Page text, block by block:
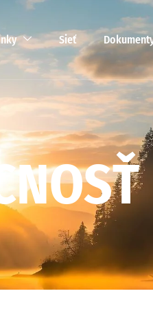
Sieť
NOSŤ